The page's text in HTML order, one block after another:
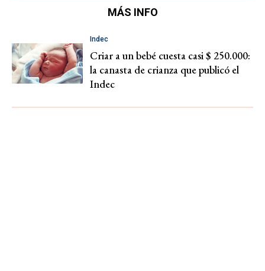
MÁS INFO
Indec
Criar a un bebé cuesta casi $ 250.000:
la canasta de crianza que publicó el
Indec